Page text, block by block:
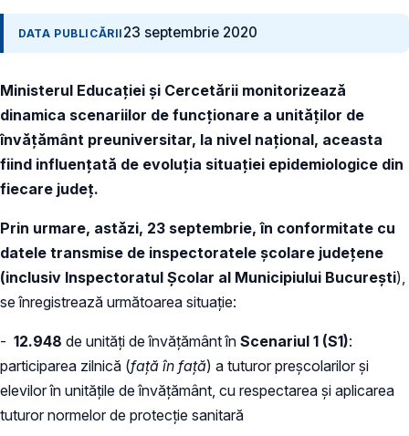
DATA PUBLICĂRII 23 septembrie 2020
Ministerul Educației și Cercetării monitorizează
dinamica scenariilor de funcționare a unităților de
învățământ preuniversitar, la nivel național, aceasta
fiind influențată de evoluția situației epidemiologice din
fiecare județ.
Prin urmare, astăzi, 23 septembrie, în conformitate cu
datele transmise de inspectoratele școlare județene
(inclusiv Inspectoratul Școlar al Municipiului București),
se înregistrează următoarea situație:
- 12.948 de unități de învățământ în Scenariul 1 (S1):
participarea zilnică (față în față) a tuturor preșcolarilor și
elevilor în unitățile de învățământ, cu respectarea și aplicarea
tuturor normelor de protecție sanitară